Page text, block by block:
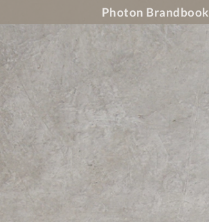
Photon Brandbook